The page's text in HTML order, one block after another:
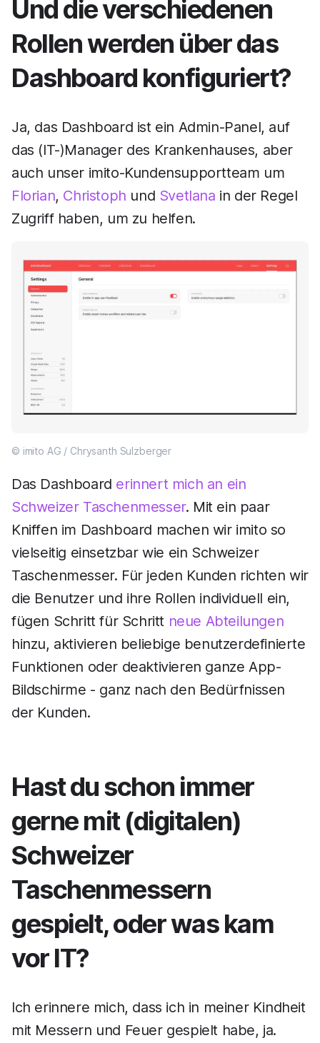
Und die verschiedenen
Rollen werden über das
Dashboard konfiguriert?
Ja, das Dashboard ist ein Admin-Panel, auf
das (IT-)Manager des Krankenhauses, aber
auch unser imito-Kundensupportteam um
Florian, Christoph und Svetlana in der Regel
Zugriff haben, um zu helfen.
© imito AG / Chrysanth Sulzberger
Das Dashboard erinnert mich an ein
Schweizer Taschenmesser. Mit ein paar
Kniffen im Dashboard machen wir imito so
vielseitig einsetzbar wie ein Schweizer
Taschenmesser. Für jeden Kunden richten wir
die Benutzer und ihre Rollen individuell ein,
fügen Schritt für Schritt neue Abteilungen
hinzu, aktivieren beliebige benutzerdefinierte
Funktionen oder deaktivieren ganze App-
Bildschirme - ganz nach den Bedürfnissen
der Kunden.
Hast du schon immer
gerne mit (digitalen)
Schweizer
Taschenmessern
gespielt, oder was kam
vor IT?
Ich erinnere mich, dass ich in meiner Kindheit
mit Messern und Feuer gespielt habe, ja.